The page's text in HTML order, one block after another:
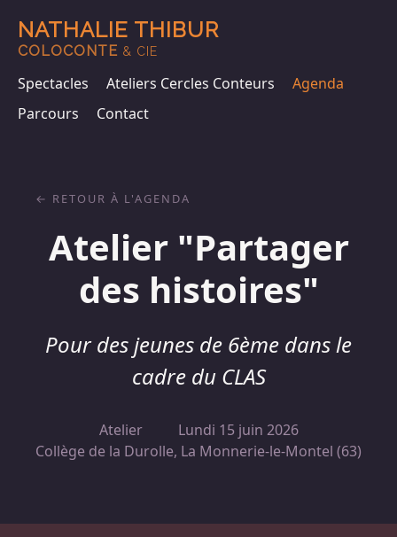
NATHALIE THIBUR
COLOCONTE & CIE
Spectacles Ateliers Cercles Conteurs
Agenda
Parcours
Contact
Atelier "Partager
des histoires"
Pour des jeunes de 6ème dans le
cadre du CLAS
Atelier
Lundi 15 juin 2026
Collège de la Durolle, La Monnerie-le-Montel (63)
RETOUR À L'AGENDA